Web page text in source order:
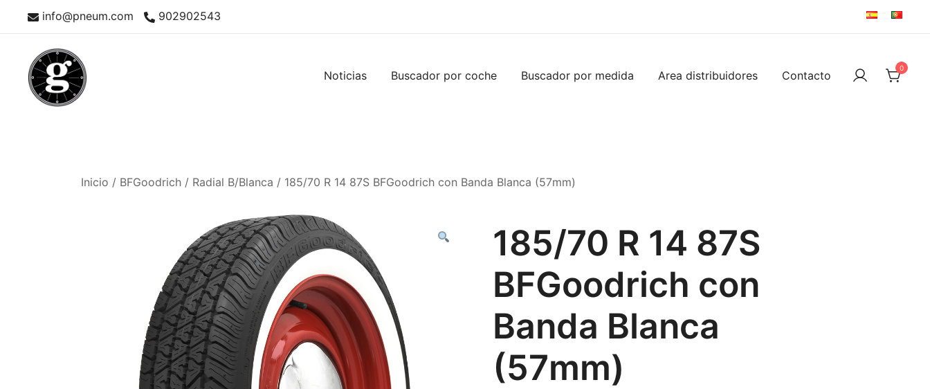
info@pneum.com 902902543
Noticias Buscador por coche Buscador por medida Area distribuidores Contacto
0
Inicio / BFGoodrich / Radial B/Blanca / 185/70 R 14 87S BFGoodrich con Banda Blanca (57mm)
185/70 R 14 87S
BFGoodrich con
Banda Blanca
(57mm)